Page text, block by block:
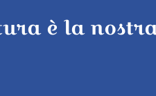
è la